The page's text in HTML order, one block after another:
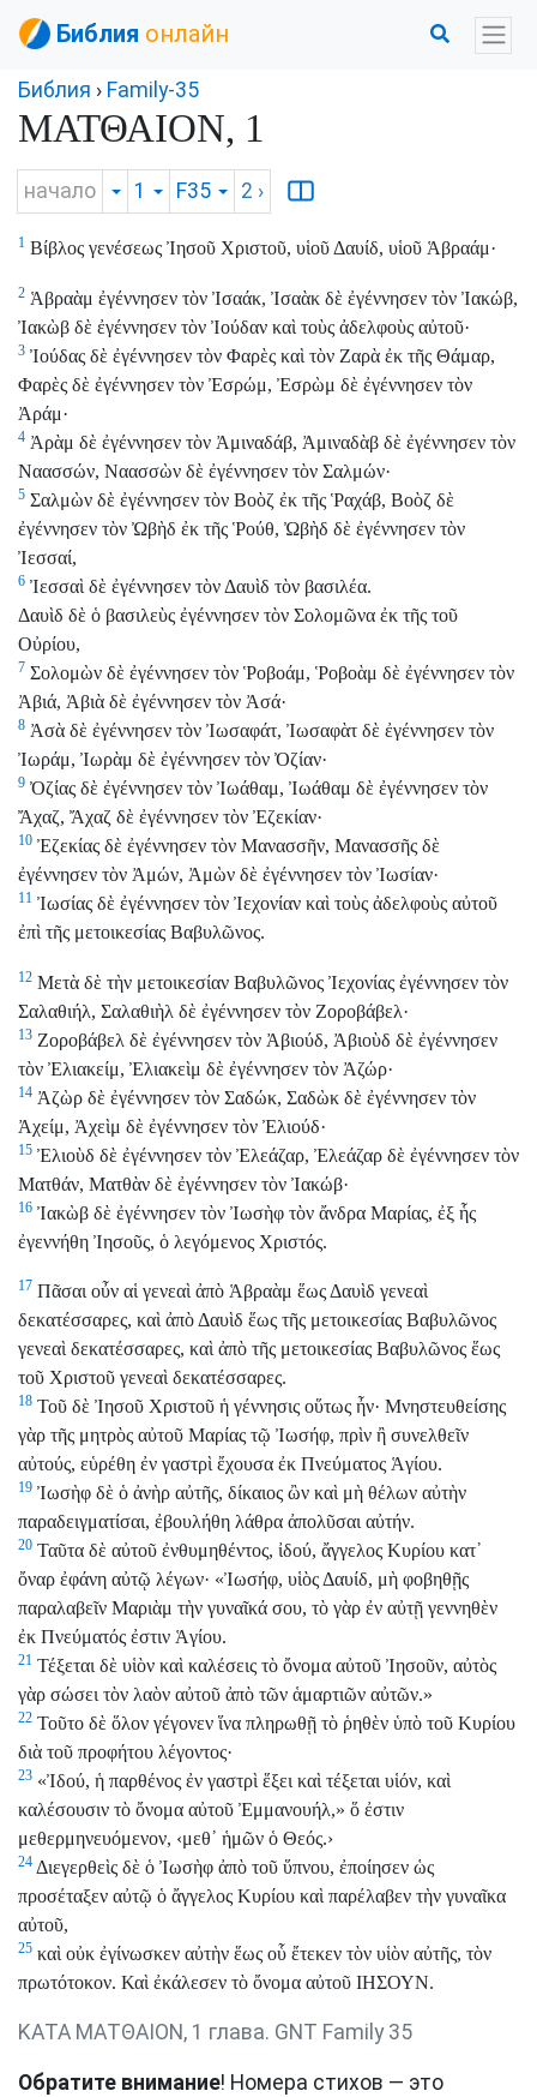
Библия онлайн
Библия › Family-35
ΜΑΤΘΑΙΟΝ, 1
начало 1 F35 2 ›
1 Βίβλος γενέσεως Ἰησοῦ Χριστοῦ, υἱοῦ Δαυίδ, υἱοῦ Ἁβραάμ·
2 Ἁβραὰμ ἐγέννησεν τὸν Ἰσαάκ, Ἰσαὰκ δὲ ἐγέννησεν τὸν Ἰακώβ,
Ἰακὼβ δὲ ἐγέννησεν τὸν Ἰούδαν καὶ τοὺς ἀδελφοὺς αὐτοῦ·
3 Ἰούδας δὲ ἐγέννησεν τὸν Φαρὲς καὶ τὸν Ζαρὰ ἐκ τῆς Θάμαρ,
Φαρὲς δὲ ἐγέννησεν τὸν Ἐσρώμ, Ἐσρὼμ δὲ ἐγέννησεν τὸν
Ἀράμ·
4 Ἀρὰμ δὲ ἐγέννησεν τὸν Ἀμιναδάβ, Ἀμιναδὰβ δὲ ἐγέννησεν τὸν
Ναασσών, Ναασσὼν δὲ ἐγέννησεν τὸν Σαλμών·
5 Σαλμὼν δὲ ἐγέννησεν τὸν Βοὸζ ἐκ τῆς Ῥαχάβ, Βοὸζ δὲ
ἐγέννησεν τὸν Ὠβὴδ ἐκ τῆς Ῥούθ, Ὠβὴδ δὲ ἐγέννησεν τὸν
Ἰεσσαί,
6 Ἰεσσαὶ δὲ ἐγέννησεν τὸν Δαυὶδ τὸν βασιλέα.
Δαυὶδ δὲ ὁ βασιλεὺς ἐγέννησεν τὸν Σολομῶνα ἐκ τῆς τοῦ
Οὐρίου,
7 Σολομὼν δὲ ἐγέννησεν τὸν Ῥοβοάμ, Ῥοβοὰμ δὲ ἐγέννησεν τὸν
Ἀβιά, Ἀβιὰ δὲ ἐγέννησεν τὸν Ἀσά·
8 Ἀσὰ δὲ ἐγέννησεν τὸν Ἰωσαφάτ, Ἰωσαφὰτ δὲ ἐγέννησεν τὸν
Ἰωράμ, Ἰωρὰμ δὲ ἐγέννησεν τὸν Ὀζίαν·
9 Ὀζίας δὲ ἐγέννησεν τὸν Ἰωάθαμ, Ἰωάθαμ δὲ ἐγέννησεν τὸν
Ἄχαζ, Ἄχαζ δὲ ἐγέννησεν τὸν Ἐζεκίαν·
10 Ἐζεκίας δὲ ἐγέννησεν τὸν Μανασσῆν, Μανασσῆς δὲ
ἐγέννησεν τὸν Ἀμών, Ἀμὼν δὲ ἐγέννησεν τὸν Ἰωσίαν·
11 Ἰωσίας δὲ ἐγέννησεν τὸν Ἰεχονίαν καὶ τοὺς ἀδελφοὺς αὐτοῦ
ἐπὶ τῆς μετοικεσίας Βαβυλῶνος.
12 Μετὰ δὲ τὴν μετοικεσίαν Βαβυλῶνος Ἰεχονίας ἐγέννησεν τὸν
Σαλαθιήλ, Σαλαθιὴλ δὲ ἐγέννησεν τὸν Ζοροβάβελ·
13 Ζοροβάβελ δὲ ἐγέννησεν τὸν Ἀβιούδ, Ἀβιοὺδ δὲ ἐγέννησεν
τὸν Ἐλιακείμ, Ἐλιακεὶμ δὲ ἐγέννησεν τὸν Ἀζώρ·
14 Ἀζὼρ δὲ ἐγέννησεν τὸν Σαδώκ, Σαδὼκ δὲ ἐγέννησεν τὸν
Ἀχείμ, Ἀχεὶμ δὲ ἐγέννησεν τὸν Ἐλιούδ·
15 Ἐλιοὺδ δὲ ἐγέννησεν τὸν Ἐλεάζαρ, Ἐλεάζαρ δὲ ἐγέννησεν τὸν
Ματθάν, Ματθὰν δὲ ἐγέννησεν τὸν Ἰακώβ·
16 Ἰακὼβ δὲ ἐγέννησεν τὸν Ἰωσὴφ τὸν ἄνδρα Μαρίας, ἐξ ἧς
ἐγεννήθη Ἰησοῦς, ὁ λεγόμενος Χριστός.
17 Πᾶσαι οὖν αἱ γενεαὶ ἀπὸ Ἁβραὰμ ἕως Δαυὶδ γενεαὶ
δεκατέσσαρες, καὶ ἀπὸ Δαυὶδ ἕως τῆς μετοικεσίας Βαβυλῶνος
γενεαὶ δεκατέσσαρες, καὶ ἀπὸ τῆς μετοικεσίας Βαβυλῶνος ἕως
τοῦ Χριστοῦ γενεαὶ δεκατέσσαρες.
18 Τοῦ δὲ Ἰησοῦ Χριστοῦ ἡ γέννησις οὕτως ἦν· Μνηστευθείσης
γὰρ τῆς μητρὸς αὐτοῦ Μαρίας τῷ Ἰωσήφ, πρὶν ἢ συνελθεῖν
αὐτούς, εὑρέθη ἐν γαστρὶ ἔχουσα ἐκ Πνεύματος Ἁγίου.
19 Ἰωσὴφ δὲ ὁ ἀνὴρ αὐτῆς, δίκαιος ὢν καὶ μὴ θέλων αὐτὴν
παραδειγματίσαι, ἐβουλήθη λάθρα ἀπολῦσαι αὐτήν.
20 Ταῦτα δὲ αὐτοῦ ἐνθυμηθέντος, ἰδού, ἄγγελος Κυρίου κατ᾿
ὄναρ ἐφάνη αὐτῷ λέγων· «Ἰωσήφ, υἱὸς Δαυίδ, μὴ φοβηθῇς
παραλαβεῖν Μαριὰμ τὴν γυναῖκά σου, τὸ γὰρ ἐν αὐτῇ γεννηθὲν
ἐκ Πνεύματός ἐστιν Ἁγίου.
21 Τέξεται δὲ υἱὸν καὶ καλέσεις τὸ ὄνομα αὐτοῦ Ἰησοῦν, αὐτὸς
γὰρ σώσει τὸν λαὸν αὐτοῦ ἀπὸ τῶν ἁμαρτιῶν αὐτῶν.»
22 Τοῦτο δὲ ὅλον γέγονεν ἵνα πληρωθῇ τὸ ῥηθὲν ὑπὸ τοῦ Κυρίου
διὰ τοῦ προφήτου λέγοντος·
23 «Ἰδού, ἡ παρθένος ἐν γαστρὶ ἕξει καὶ τέξεται υἱόν, καὶ
καλέσουσιν τὸ ὄνομα αὐτοῦ Ἐμμανουήλ,» ὅ ἐστιν
μεθερμηνευόμενον, ‹μεθ᾿ ἡμῶν ὁ Θεός.›
24 Διεγερθεὶς δὲ ὁ Ἰωσὴφ ἀπὸ τοῦ ὕπνου, ἐποίησεν ὡς
προσέταξεν αὐτῷ ὁ ἄγγελος Κυρίου καὶ παρέλαβεν τὴν γυναῖκα
αὐτοῦ,
25 καὶ οὐκ ἐγίνωσκεν αὐτὴν ἕως οὗ ἔτεκεν τὸν υἱὸν αὐτῆς, τὸν
πρωτότοκον. Καὶ ἐκάλεσεν τὸ ὄνομα αὐτοῦ ΙΗΣΟΥΝ.
ΚΑΤΑ ΜΑΤΘΑΙΟΝ, 1 глава. GNT Family 35
Обратите внимание! Номера стихов — это